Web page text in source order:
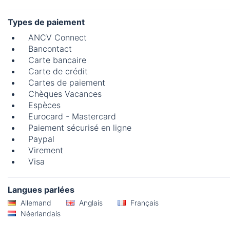
Types de paiement
ANCV Connect
Bancontact
Carte bancaire
Carte de crédit
Cartes de paiement
Chèques Vacances
Espèces
Eurocard - Mastercard
Paiement sécurisé en ligne
Paypal
Virement
Visa
Langues parlées
Allemand Anglais
Français
Néerlandais